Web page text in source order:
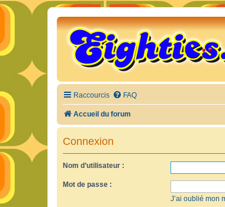
Raccourcis FAQ
Accueil du forum
Connexion
Nom d’utilisateur :
Mot de passe :
J’ai oublié mon